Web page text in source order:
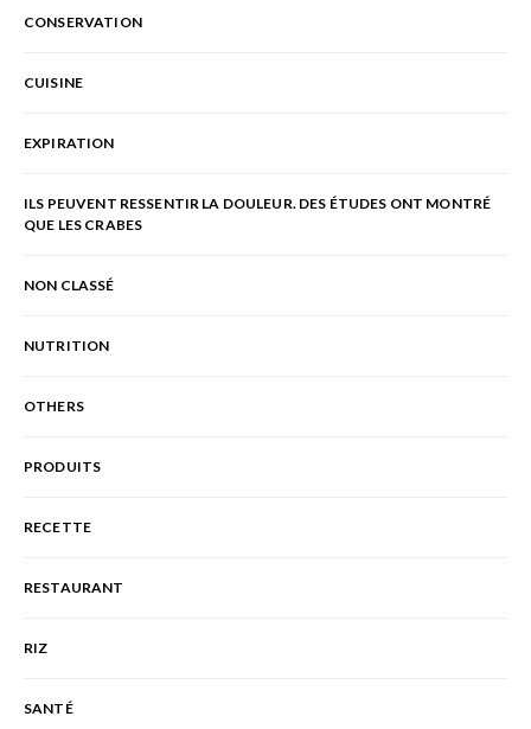
CONSERVATION
CUISINE
EXPIRATION
ILS PEUVENT RESSENTIR LA DOULEUR. DES ÉTUDES ONT MONTRÉ
QUE LES CRABES
NON CLASSÉ
NUTRITION
OTHERS
PRODUITS
RECETTE
RESTAURANT
RIZ
SANTÉ